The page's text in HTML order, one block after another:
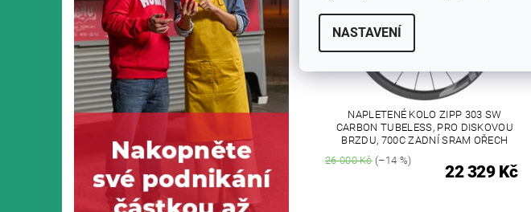
NAPLETENÉ KOLO ZIPP 303 SW
CARBON TUBELESS, PRO DISKOVOU
BRZDU, 700C ZADNÍ SRAM OŘECH
26 000 Kč(–14 %)
22 329 Kč
NASTAVENÍ